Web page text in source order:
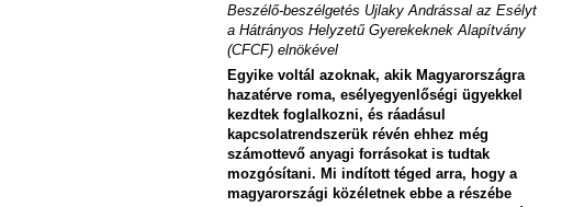
Beszélő-beszélgetés Ujlaky Andrással az Esélyt
a Hátrányos Helyzetű Gyerekeknek Alapítvány
(CFCF) elnökével
Egyike voltál azoknak, akik Magyarországra
hazatérve roma, esélyegyenlőségi ügyekkel
kezdtek foglalkozni, és ráadásul
kapcsolatrendszerük révén ehhez még
számottevő anyagi forrásokat is tudtak
mozgósítani. Mi indított téged arra, hogy a
magyarországi közéletnek ebbe a részébe